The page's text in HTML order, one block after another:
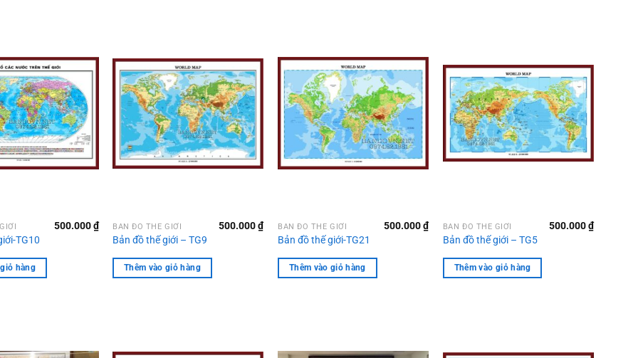
TG10
500.000₫
hàng
BẢN ĐỒ THẾ GIỚI
Bản đồ thế giới – TG9
500.000₫
Thêm vào giỏ hàng
BẢN ĐỒ THẾ GIỚI
Bản đồ thế giới-TG21
500.000₫
Thêm vào giỏ hàng
BẢN ĐỒ THẾ GIỚI
Bản đồ thế giới – TG5
500.000₫
Thêm vào giỏ hàng